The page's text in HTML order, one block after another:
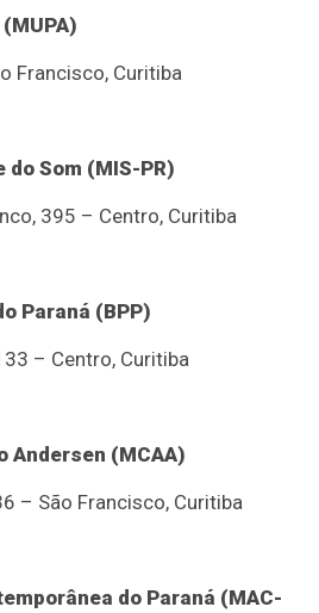
Francisco, Curitiba
do Som (MIS-PR)
395 – Centro, Curitiba
Paraná (BPP)
– Centro, Curitiba
Andersen (MCAA)
– São Francisco, Curitiba
do Paraná (MAC-